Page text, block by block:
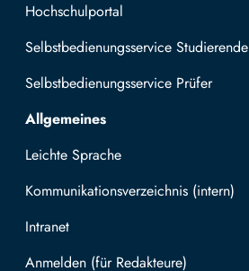
Hochschulportal
Selbstbedienungsservice Studierende
Selbstbedienungsservice Prüfer
Allgemeines
Leichte Sprache
Kommunikationsverzeichnis (intern)
Intranet